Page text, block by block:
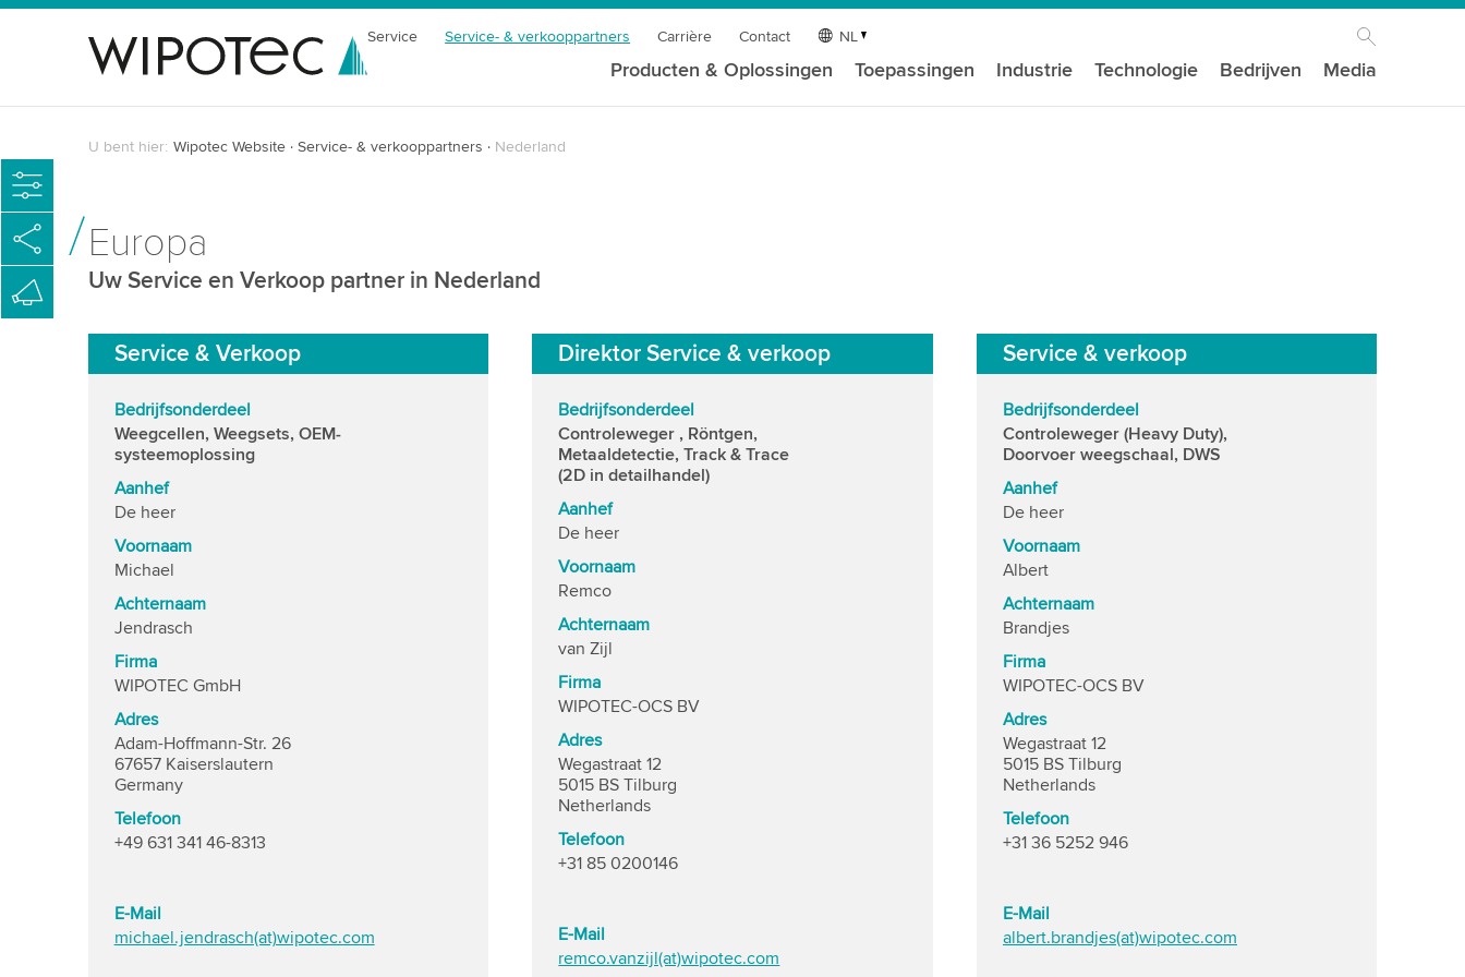
Service Service- & verkooppartners Carrière Contact NL
Producten & Oplossingen Toepassingen Industrie Technologie Bedrijven Media
U bent hier: Wipotec Website Service- & verkooppartners Nederland
Europa
Uw Service en Verkoop partner in Nederland
Service & Verkoop
Bedrijfsonderdeel
Weegcellen, Weegsets, OEM-
systeemoplossing
Aanhef
De heer
Voornaam
Michael
Achternaam
Jendrasch
Firma
WIPOTEC GmbH
Adres
Adam-Hoffmann-Str. 26
67657 Kaiserslautern
Germany
Telefoon
+49 631 341 46-8313
E-Mail
michael.jendrasch(at)wipotec.com
Direktor Service & verkoop
Bedrijfsonderdeel
Controleweger , Röntgen,
Metaaldetectie, Track & Trace
(2D in detailhandel)
Aanhef
De heer
Voornaam
Remco
Achternaam
van Zijl
Firma
WIPOTEC-OCS BV
Adres
Wegastraat 12
5015 BS Tilburg
Netherlands
Telefoon
+31 85 0200146
E-Mail
remco.vanzijl(at)wipotec.com
Service & verkoop
Bedrijfsonderdeel
Controleweger (Heavy Duty),
Doorvoer weegschaal, DWS
Aanhef
De heer
Voornaam
Albert
Achternaam
Brandjes
Firma
WIPOTEC-OCS BV
Adres
Wegastraat 12
5015 BS Tilburg
Netherlands
Telefoon
+31 36 5252 946
E-Mail
albert.brandjes(at)wipotec.com